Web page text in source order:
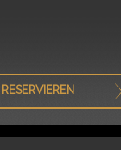
RESERVIEREN